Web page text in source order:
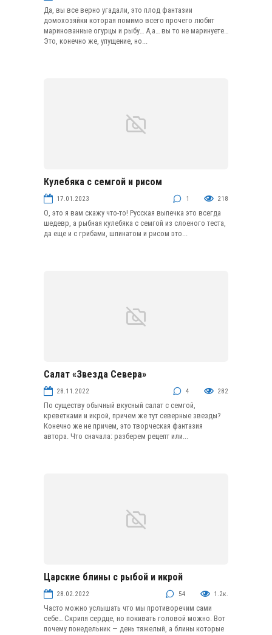
Да, вы все верно угадали, это плод фантазии
домохозяйки которая помимо всего прочего любит
маринованные огурцы и рыбу… А,а… вы то не маринуете…
Это, конечно же, упущение, но...
Кулебяка с семгой и рисом
17.01.2023 1 218
О, это я вам скажу что-то! Русская выпечка это всегда
шедевр, а рыбная кулебяка с семгой из слоеного теста,
да еще и с грибами, шпинатом и рисом это...
Салат «Звезда Севера»
28.11.2022 4 282
По существу обычный вкусный салат с семгой,
креветками и икрой, причем же тут северные звезды?
Конечно же не причем, это творческая фантазия
автора. Что сначала: разберем рецепт или...
Блины и оладьи
Царские блины с рыбой и икрой
28.02.2022 54 1.2к.
Часто можно услышать что мы противоречим сами
себе… Скрипя сердце, но покивать головой можно. Вот
почему понедельник — день тяжелый, а блины которые